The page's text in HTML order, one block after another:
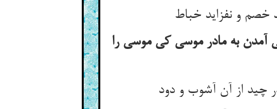
خصم و نفزاید خباط
آمدن به مادر موسی کی موسی را
چید از آن آشوب و دود